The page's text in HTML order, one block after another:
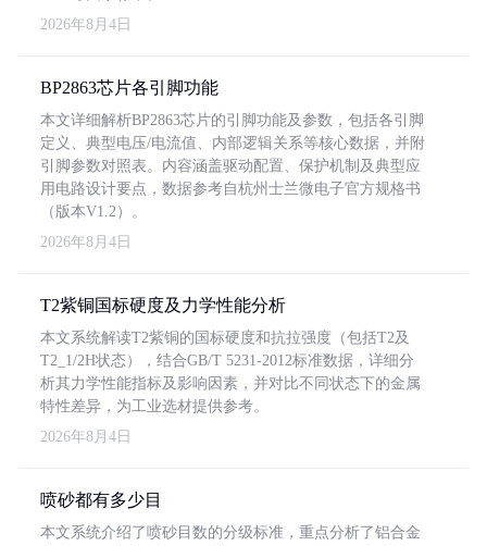
2026年8月4日
BP2863芯片各引脚功能
本文详细解析BP2863芯片的引脚功能及参数，包括各引脚
定义、典型电压/电流值、内部逻辑关系等核心数据，并附
引脚参数对照表。内容涵盖驱动配置、保护机制及典型应
用电路设计要点，数据参考自杭州士兰微电子官方规格书
（版本V1.2）。
2026年8月4日
T2紫铜国标硬度及力学性能分析
本文系统解读T2紫铜的国标硬度和抗拉强度（包括T2及
T2_1/2H状态），结合GB/T 5231-2012标准数据，详细分
析其力学性能指标及影响因素，并对比不同状态下的金属
特性差异，为工业选材提供参考。
2026年8月4日
喷砂都有多少目
本文系统介绍了喷砂目数的分级标准，重点分析了铝合金